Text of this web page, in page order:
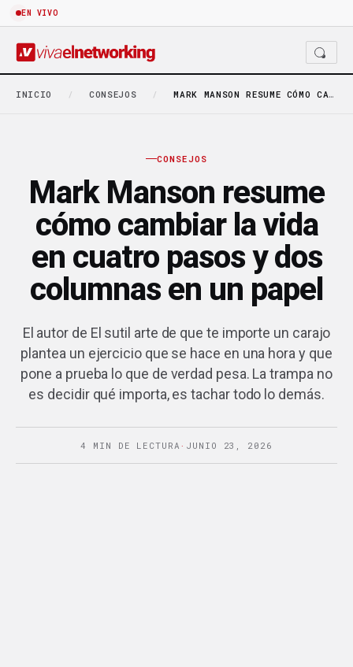
EN VIVO
INICIO / CONSEJOS / MARK MANSON RESUME CÓMO CAMBIAR LA VIDA EN…
CONSEJOS
Mark Manson resume
cómo cambiar la vida
en cuatro pasos y dos
columnas en un papel
El autor de El sutil arte de que te importe un carajo
plantea un ejercicio que se hace en una hora y que
pone a prueba lo que de verdad pesa. La trampa no
es decidir qué importa, es tachar todo lo demás.
4 MIN DE LECTURA · JUNIO 23, 2026